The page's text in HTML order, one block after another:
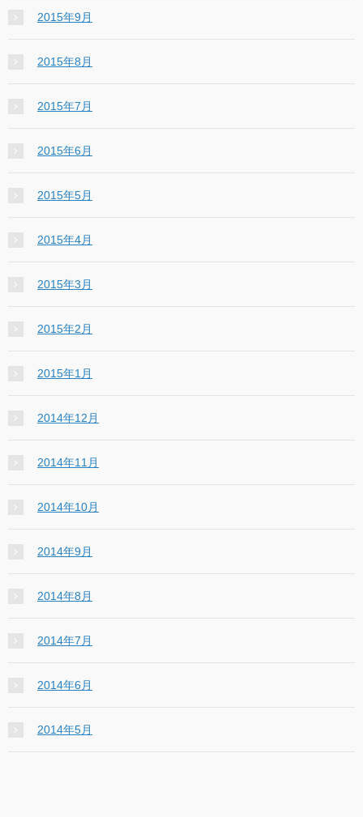
2015年9月
2015年8月
2015年7月
2015年6月
2015年5月
2015年4月
2015年3月
2015年2月
2015年1月
2014年12月
2014年11月
2014年10月
2014年9月
2014年8月
2014年7月
2014年6月
2014年5月